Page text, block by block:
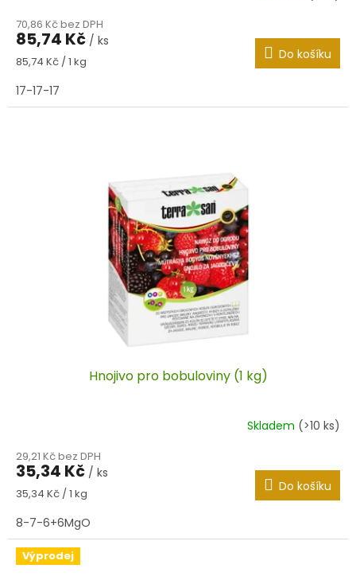
70,86 Kč bez DPH
85,74 Kč / ks
Měrná
85,74 Kč / 1 kg Do košíku
17-17-17
Hnojivo pro bobuloviny (1 kg)
Skladem (>10 ks)
29,21 Kč bez DPH
35,34 Kč / ks
Měrná
35,34 Kč / 1 kg Do košíku
8-7-6+6MgO
Výprodej